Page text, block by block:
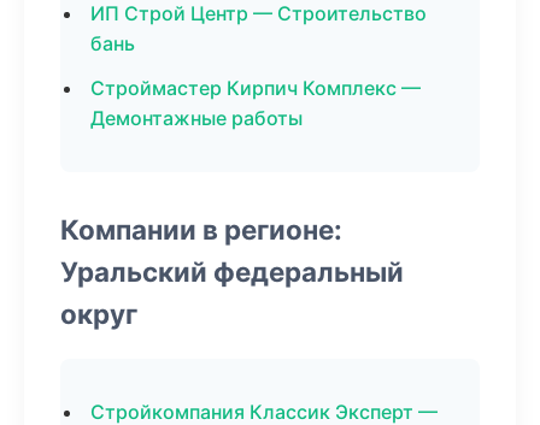
ИП Строй Центр — Строительство
бань
Строймастер Кирпич Комплекс —
Демонтажные работы
Компании в регионе:
Уральский федеральный
округ
Стройкомпания Классик Эксперт —